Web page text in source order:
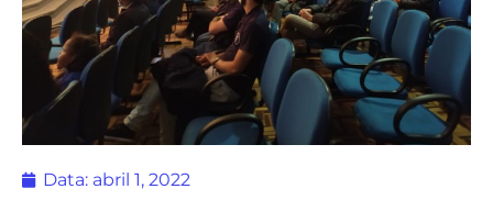
Data: abril 1, 2022